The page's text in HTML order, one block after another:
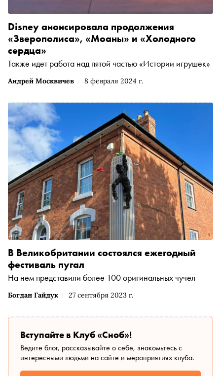
Андрей Москвичев 8 февраля 2024 г.
Disney анонсировала продолжения
«Зверополиса», «Моаны» и «Холодного
сердца»
Также идет работа над пятой частью «Истории игрушек»
Богдан Гайдук 27 сентября 2023 г.
В Великобритании состоялся ежегодный
фестиваль пугал
На нем представили более 100 оригинальных чучел
Вступайте в Клуб «Сноб»!
Ведите блог, рассказывайте о себе, знакомьтесь с
интересными людьми на сайте и мероприятиях клуба.